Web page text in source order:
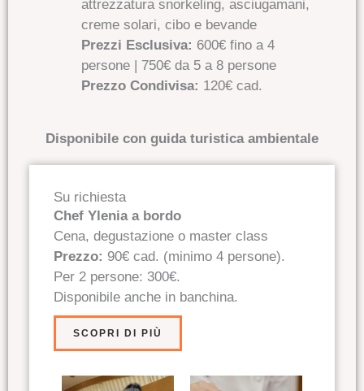
attrezzatura snorkeling, asciugamani,
creme solari, cibo e bevande
Prezzi Esclusiva: 600€ fino a 4
persone | 750€ da 5 a 8 persone
Prezzo Condivisa: 120€ cad.
Disponibile con guida turistica ambientale
Su richiesta
Chef Ylenia a bordo
Cena, degustazione o master class
Prezzo: 90€ cad. (minimo 4 persone).
Per 2 persone: 300€.
Disponibile anche in banchina.
SCOPRI DI PIÙ